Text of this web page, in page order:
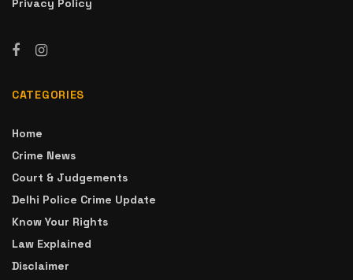
Privacy Policy
CATEGORIES
Home
Crime News
Court & Judgements
Delhi Police Crime Update
Know Your Rights
Law Explained
Disclaimer